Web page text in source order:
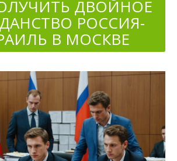
ДВОЙНОЕ
РОССИЯ-
В МОСКВЕ